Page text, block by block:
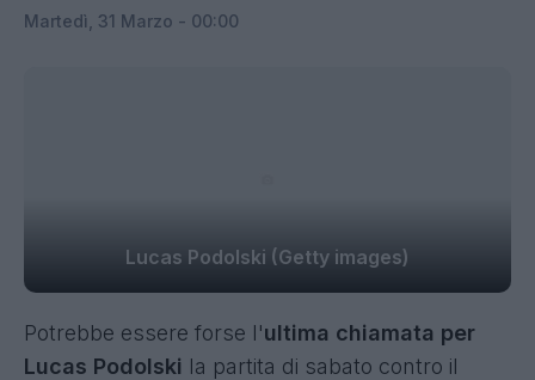
Martedì, 31 Marzo - 00:00
Lucas Podolski (Getty images)
Potrebbe essere forse l'ultima chiamata per
Lucas Podolski la partita di sabato contro il